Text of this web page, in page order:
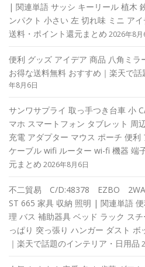
| 関連単語 サッシ キーリール 植木
ンパクト 小さい 左 切れ味 ミニ ア
送料・ポイント還元まとめ 2026年8月
便利 グッズ アイデア 商品 八角ミ
お得な送料無料 おすすめ｜楽天で
年8月6日
サンワサプライ 取っ手つき台車 小
マホ スマートフォン タブレット 周
充電 アダプター マウス ポーチ 便
ケーブル wifi ルーター wi-fi 機器 端
元まとめ 2026年8月6日
不二貿易 C/D:48378 EZBO
ST 665 家具 収納 照明 | 関連単語
理 バス 補助器具 ベッド ラック ス
っぱり 突っ張り ハンガー ダスト
｜楽天で話題のインテリア・日用品